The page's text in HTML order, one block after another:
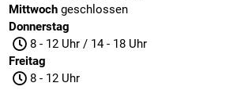
Mittwochgeschlossen
Donnerstag
8 - 12 Uhr / 14 - 18 Uhr
Freitag
8 - 12 Uhr